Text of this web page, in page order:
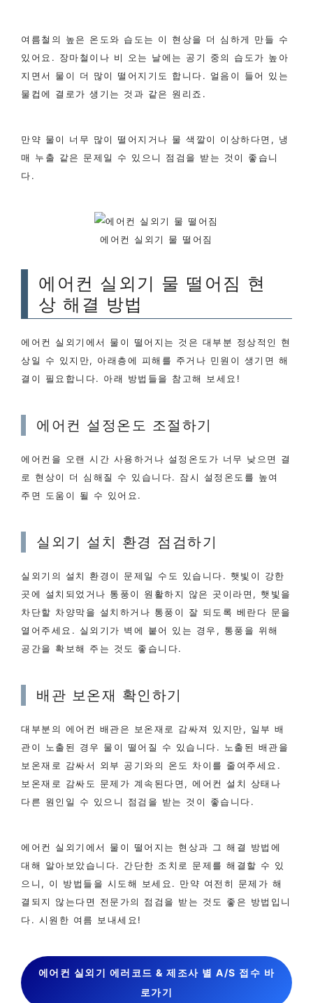
여름철의 높은 온도와 습도는 이 현상을 더 심하게 만들 수
있어요. 장마철이나 비 오는 날에는 공기 중의 습도가 높아
지면서 물이 더 많이 떨어지기도 합니다. 얼음이 들어 있는
물컵에 결로가 생기는 것과 같은 원리죠.
만약 물이 너무 많이 떨어지거나 물 색깔이 이상하다면, 냉
매 누출 같은 문제일 수 있으니 점검을 받는 것이 좋습니
다.
에어컨 실외기 물 떨어짐
에어컨 실외기 물 떨어짐 현
상 해결 방법
에어컨 실외기에서 물이 떨어지는 것은 대부분 정상적인 현
상일 수 있지만, 아래층에 피해를 주거나 민원이 생기면 해
결이 필요합니다. 아래 방법들을 참고해 보세요!
에어컨 설정온도 조절하기
에어컨을 오랜 시간 사용하거나 설정온도가 너무 낮으면 결
로 현상이 더 심해질 수 있습니다. 잠시 설정온도를 높여
주면 도움이 될 수 있어요.
실외기 설치 환경 점검하기
실외기의 설치 환경이 문제일 수도 있습니다. 햇빛이 강한
곳에 설치되었거나 통풍이 원활하지 않은 곳이라면, 햇빛을
차단할 차양막을 설치하거나 통풍이 잘 되도록 베란다 문을
열어주세요. 실외기가 벽에 붙어 있는 경우, 통풍을 위해
공간을 확보해 주는 것도 좋습니다.
배관 보온재 확인하기
대부분의 에어컨 배관은 보온재로 감싸져 있지만, 일부 배
관이 노출된 경우 물이 떨어질 수 있습니다. 노출된 배관을
보온재로 감싸서 외부 공기와의 온도 차이를 줄여주세요.
보온재로 감싸도 문제가 계속된다면, 에어컨 설치 상태나
다른 원인일 수 있으니 점검을 받는 것이 좋습니다.
에어컨 실외기에서 물이 떨어지는 현상과 그 해결 방법에
대해 알아보았습니다. 간단한 조치로 문제를 해결할 수 있
으니, 이 방법들을 시도해 보세요. 만약 여전히 문제가 해
결되지 않는다면 전문가의 점검을 받는 것도 좋은 방법입니
다. 시원한 여름 보내세요!
에어컨 실외기 에러코드 & 제조사 별 A/S 접수 바
로가기